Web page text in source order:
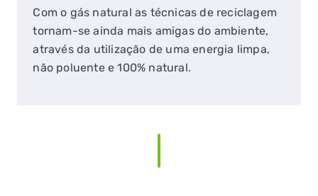
Com o gás natural as técnicas de reciclagem
tornam-se ainda mais amigas do ambiente,
através da utilização de uma energia limpa,
não poluente e 100% natural.